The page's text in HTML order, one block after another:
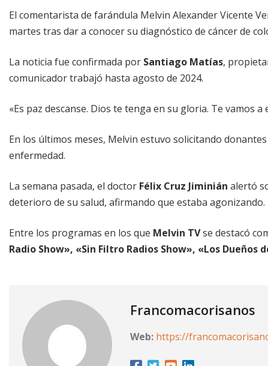
El comentarista de farándula Melvin Alexander Vicente
martes tras dar a conocer su diagnóstico de cáncer de
La noticia fue confirmada por Santiago Matías,
comunicador trabajó hasta agosto de 2024.
«Es paz descanse. Dios te tenga en su gloria. Te vamos
En los últimos meses, Melvin estuvo solicitando
enfermedad.
La semana pasada, el doctor Félix Cruz Jiminián alertó
deterioro de su salud, afirmando que estaba agonizando.
Entre los programas en los que Melvin TVse destacó
Radio Show», «Sin Filtro Radios Show», «Los Dueños
Francomacorisanos
Web: https://